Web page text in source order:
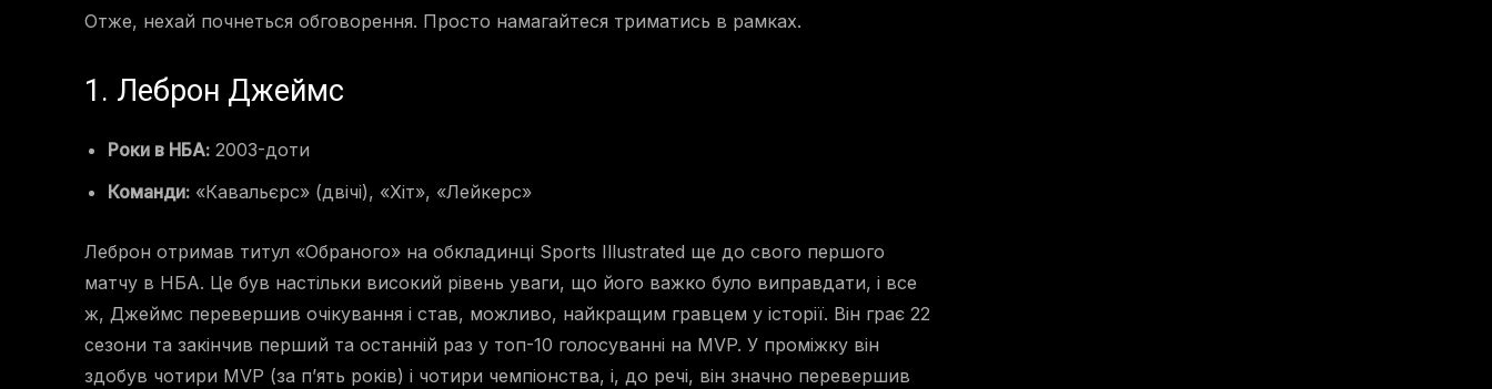
Отже, нехай почнеться обговорення. Просто намагайтеся триматись в рамках.
1. Леброн Джеймс
Роки в НБА: 2003-доти
Команди: «Кавальєрс» (двічі), «Хіт», «Лейкерс»
Леброн отримав титул «Обраного» на обкладинці Sports Illustrated ще до свого першого
матчу в НБА. Це був настільки високий рівень уваги, що його важко було виправдати, і все
ж, Джеймс перевершив очікування і став, можливо, найкращим гравцем у історії. Він грає 22
сезони та закінчив перший та останній раз у топ-10 голосуванні на MVP. У проміжку він
здобув чотири MVP (за п’ять років) і чотири чемпіонства, і, до речі, він значно перевершив